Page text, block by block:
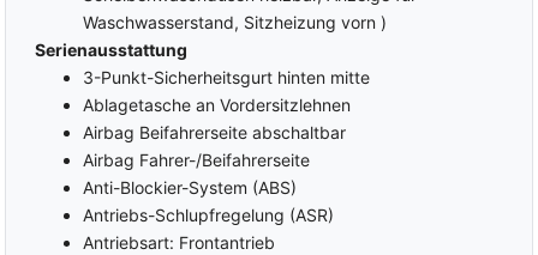
Waschwasserstand, Sitzheizung vorn )
Serienausstattung
3-Punkt-Sicherheitsgurt hinten mitte
Ablagetasche an Vordersitzlehnen
Airbag Beifahrerseite abschaltbar
Airbag Fahrer-/Beifahrerseite
Anti-Blockier-System (ABS)
Antriebs-Schlupfregelung (ASR)
Antriebsart: Frontantrieb